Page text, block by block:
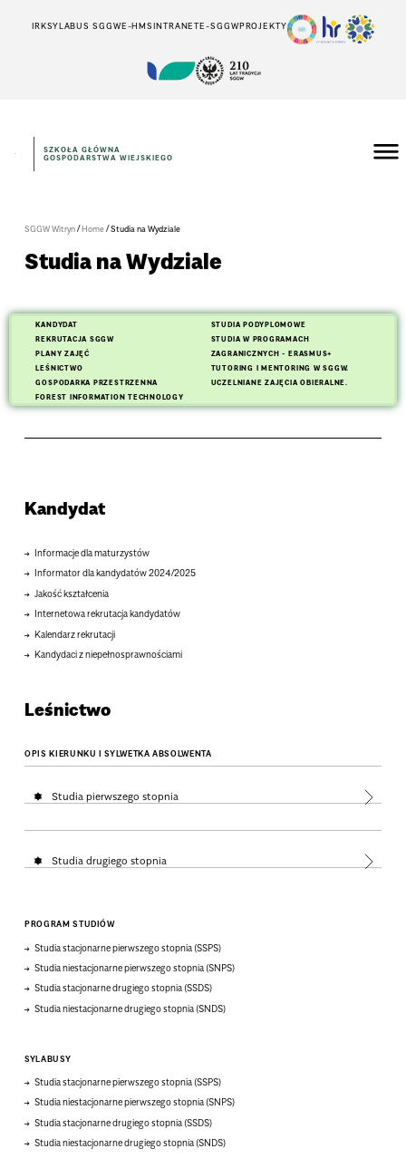
IRKSYLABUS SGGWE-HMSINTRANETE-SGGWPROJEKTY
SZKOŁA GŁÓWNA
GOSPODARSTWA WIEJSKIEGO
SGGW Witryn/Home/Studia na Wydziale
Studia na Wydziale
KANDYDAT
REKRUTACJA SGGW
PLANY ZAJĘĆ
LEŚNICTWO
GOSPODARKA PRZESTRZENNA
FOREST INFORMATION TECHNOLOGY
STUDIA PODYPLOMOWE
STUDIA W PROGRAMACH
ZAGRANICZNYCH - ERASMUS+
TUTORING I MENTORING W SGGW.
UCZELNIANE ZAJĘCIA OBIERALNE.
Kandydat
Informacje dla maturzystów
Informator dla kandydatów 2024/2025
Jakość kształcenia
Internetowa rekrutacja kandydatów
Kalendarz rekrutacji
Kandydaci z niepełnosprawnościami
Leśnictwo
OPIS KIERUNKU I SYLWETKA ABSOLWENTA
Studia pierwszego stopnia
Studia drugiego stopnia
PROGRAM STUDIÓW
Studia stacjonarne pierwszego stopnia (SSPS)
Studia niestacjonarne pierwszego stopnia (SNPS)
Studia stacjonarne drugiego stopnia (SSDS)
Studia niestacjonarne drugiego stopnia (SNDS)
SYLABUSY
Studia stacjonarne pierwszego stopnia (SSPS)
Studia niestacjonarne pierwszego stopnia (SNPS)
Studia stacjonarne drugiego stopnia (SSDS)
Studia niestacjonarne drugiego stopnia (SNDS)